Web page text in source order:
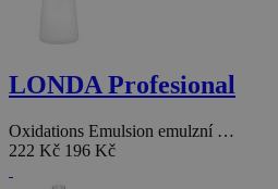
LONDA Profesional
Oxidations Emulsion emulzní …
222 Kč 196 Kč